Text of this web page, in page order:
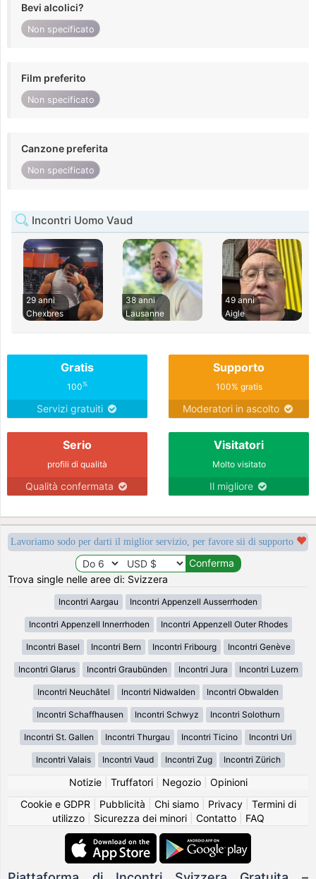
Bevi alcolici?
Non specificato
Film preferito
Non specificato
Canzone preferita
Non specificato
Incontri Uomo Vaud
29 anni
Chexbres
38 anni
Lausanne
49 anni
Aigle
Gratis
100%
Servizi gratuiti
Supporto
100% gratis
Moderatori in ascolto
Serio
profili di qualità
Qualità confermata
Visitatori
Molto visitato
Il migliore
Lavoriamo sodo per darti il miglior servizio, per favore sii di supporto
Trova single nelle aree di: Svizzera
Incontri Aargau Incontri Appenzell Ausserrhoden
Incontri Appenzell Innerrhoden Incontri Appenzell Outer Rhodes
Incontri Basel Incontri Bern Incontri Fribourg Incontri Genève
Incontri Glarus Incontri Graubünden Incontri Jura Incontri Luzern
Incontri Neuchâtel Incontri Nidwalden Incontri Obwalden
Incontri Schaffhausen Incontri Schwyz Incontri Solothurn
Incontri St. Gallen Incontri Thurgau Incontri Ticino Incontri Uri
Incontri Valais Incontri Vaud Incontri Zug Incontri Zürich
Notizie| Truffatori| Negozio| Opinioni
Cookie e GDPR
Pubblicità Chi siamo| Privacy| Termini di
utilizzo| Sicurezza dei minori| Contatto| FAQ